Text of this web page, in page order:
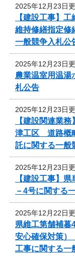
2025年12月23日
【建設工事】
維持修繕指定
一般競争入札公
2025年12月23日
農業温室用温湯
札公告
2025年12月23日
【建設関連業
津工区 道路概
託に関する一般
2025年12月23日
【建設工事】
－4号に関する
2025年12月22日
県維工第舗補暮
安心確保対策）
工事に関する一